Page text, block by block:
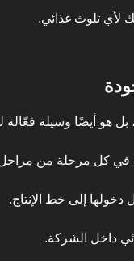
لأي تلوث غذائي.
بل هو أيضًا وسيلة فعّالة
كل مرحلة من مراحل
دخولها إلى خط الإنتاج.
داخل الشركة.